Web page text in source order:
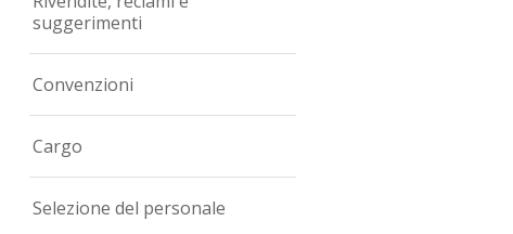
suggerimenti
Convenzioni
Cargo
Selezione del personale